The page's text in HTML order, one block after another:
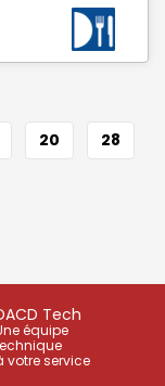
20 28
Tech
équipe
votre service